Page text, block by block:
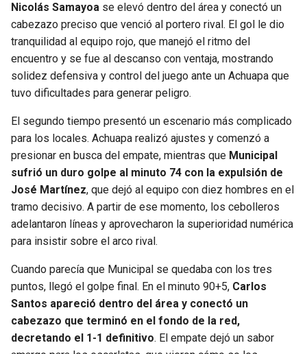
Nicolás Samayoa se elevó dentro del área y conectó un
cabezazo preciso que venció al portero rival. El gol le dio
tranquilidad al equipo rojo, que manejó el ritmo del
encuentro y se fue al descanso con ventaja, mostrando
solidez defensiva y control del juego ante un Achuapa que
tuvo dificultades para generar peligro.
El segundo tiempo presentó un escenario más complicado
para los locales. Achuapa realizó ajustes y comenzó a
presionar en busca del empate, mientras que Municipal
sufrió un duro golpe al minuto 74 con la expulsión de
José Martínez, que dejó al equipo con diez hombres en el
tramo decisivo. A partir de ese momento, los cebolleros
adelantaron líneas y aprovecharon la superioridad numérica
para insistir sobre el arco rival.
Cuando parecía que Municipal se quedaba con los tres
puntos, llegó el golpe final. En el minuto 90+5, Carlos
Santos apareció dentro del área y conectó un
cabezazo que terminó en el fondo de la red,
decretando el 1-1 definitivo. El empate dejó un sabor